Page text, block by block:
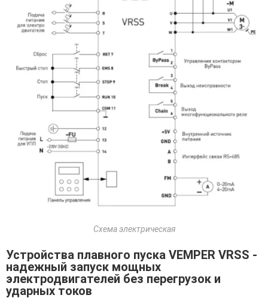
Схема электрическая
Устройства плавного пуска VEMPER VRSS -
надежный запуск мощных
электродвигателей без перегрузок и
ударных токов